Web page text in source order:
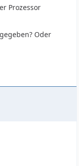
Prozessor
Oder